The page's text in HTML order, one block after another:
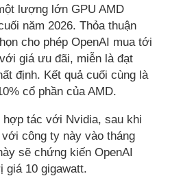
lượng lớn GPU AMD
năm 2026. Thỏa thuận
cho phép OpenAI mua tới
giá ưu đãi, miễn là đạt
định. Kết quả cuối cùng là
cổ phần của AMD.
hợp tác với Nvidia, sau khi
công ty này vào tháng
sẽ chứng kiến ​​OpenAI
giá 10 gigawatt.